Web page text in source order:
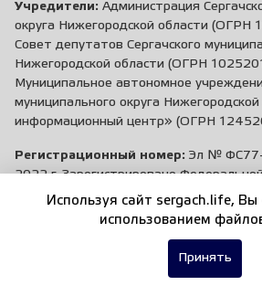
Учредители: Администрация
округа Нижегородской области (ОГРН
Совет депутатов Сергачского
Нижегородской области (ОГРН
Муниципальное автономное
муниципального округа Нижегородской
информационный центр» (ОГРН
Регистрационный номер: Эл № ФС77-
2022 г. Зарегистрировано
в сфере связи, информационных
+7 (83191) 5-50-78
Используя сайт sergach.life, Вы
использованием
Принять